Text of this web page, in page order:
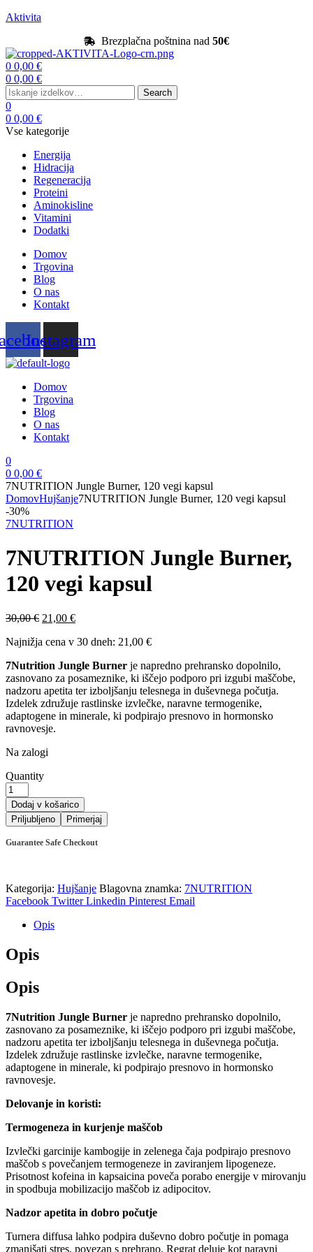
Aktivita
Brezplačna poštnina nad 50€
Menu
0 0,00 €
0 0,00 €
Search
for:
Search
0
0 0,00 €
Vse kategorije
Energija
Hidracija
Regeneracija
Proteini
Aminokisline
Vitamini
Dodatki
Domov
Trgovina
Blog
O nas
Kontakt
Instagram
Domov
Trgovina
Blog
O nas
Kontakt
0
0 0,00 €
7NUTRITION Jungle Burner, 120 vegi kapsul
DomovHujšanje7NUTRITION Jungle Burner, 120 vegi kapsul
-30%
7NUTRITION
7NUTRITION Jungle Burner,
120 vegi kapsul
30,00€ Izvirna
je
30,00 €.
21,00 €Trenutna
je:
Najnižja cena v 30 dneh: 21,00 €
7Nutrition Jungle Burner je napredno prehransko dopolnilo,
zasnovano za posameznike, ki iščejo podporo pri izgubi maščobe,
nadzoru apetita ter izboljšanju telesnega in duševnega počutja.
Izdelek združuje rastlinske izvlečke, naravne termogenike,
adaptogene in minerale, ki podpirajo presnovo in hormonsko
ravnovesje.
Na zalogi
Quantity
7NUTRITION
Jungle
Burner,
120
vegi
Dodaj v košarico
Priljubljeno
Primerjaj
Guarantee Safe Checkout
Kategorija: Hujšanje Blagovna znamka: 7NUTRITION
Facebook Twitter Linkedin Pinterest Email
Opis
Opis
Opis
7Nutrition Jungle Burner je napredno prehransko dopolnilo,
zasnovano za posameznike, ki iščejo podporo pri izgubi maščobe,
nadzoru apetita ter izboljšanju telesnega in duševnega počutja.
Izdelek združuje rastlinske izvlečke, naravne termogenike,
adaptogene in minerale, ki podpirajo presnovo in hormonsko
ravnovesje.
Delovanje in koristi:
Termogeneza in kurjenje maščob
Izvlečki garcinije kambogije in zelenega čaja podpirajo presnovo
maščob s povečanjem termogeneze in zaviranjem lipogeneze.
Prisotnost kofeina in kapsaicina poveča porabo energije v mirovanju
in spodbuja mobilizacijo maščob iz adipocitov.
Nadzor apetita in dobro počutje
Turnera diffusa lahko podpira duševno dobro počutje in pomaga
zmanjšati stres, povezan s prehrano. Regrat deluje kot naravni